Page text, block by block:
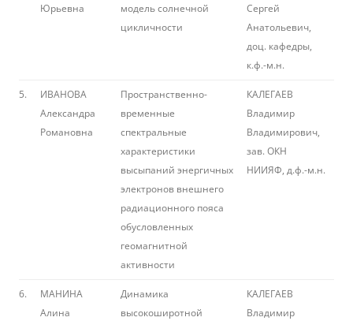
Юрьевна
модель солнечной
цикличности
Сергей
Анатольевич,
доц. кафедры,
к.ф.-м.н.
5.
ИВАНОВА
Александра
Романовна
Пространственно-
временные
спектральные
характеристики
высыпаний энергичных
электронов внешнего
радиационного пояса
обусловленных
геомагнитной
активности
КАЛЕГАЕВ
Владимир
Владимирович,
зав. ОКН
НИИЯФ, д.ф.-м.н.
6.
МАНИНА
Алина
Динамика
высокоширотной
КАЛЕГАЕВ
Владимир